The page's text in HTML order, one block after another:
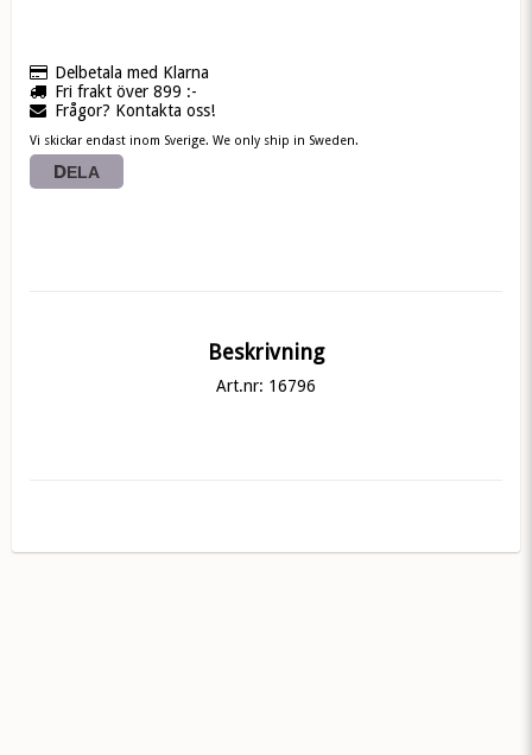
Delbetala med Klarna
Fri frakt över 899 :-
Frågor? Kontakta oss!
Vi skickar endast inom Sverige. We only ship in Sweden.
DELA
Beskrivning
Art.nr: 16796